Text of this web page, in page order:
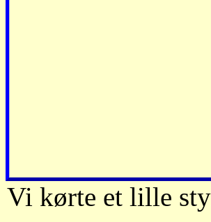
Vi kørte et lille